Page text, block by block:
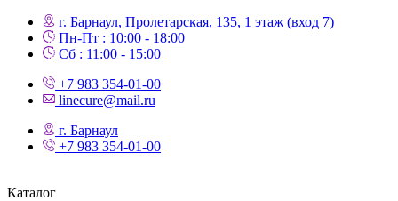
г. Барнаул, Пролетарская, 135,​ 1 этаж (вход 7)
Пн-Пт : 10:00 - 18:00
Сб : 11:00 - 15:00
+7 983 354-01-00
linecure@mail.ru
г. Барнаул
+7 983 354-01-00
Каталог